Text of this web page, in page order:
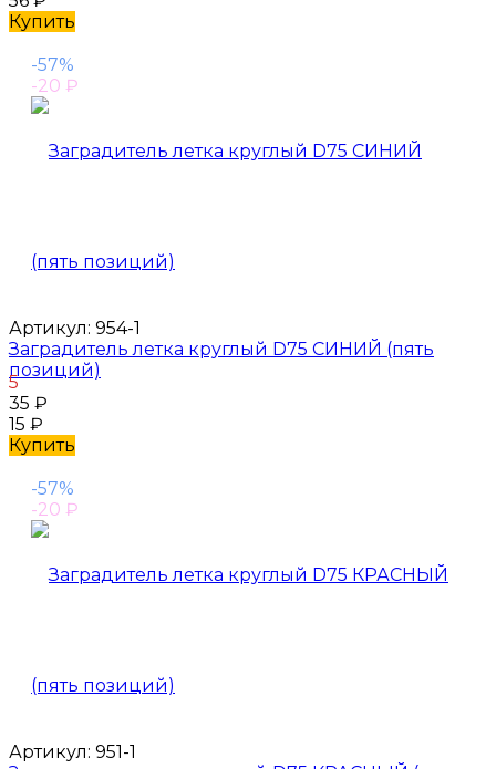
Купить
-57%
-20 ₽
Артикул: 954-1
Заградитель летка круглый D75 СИНИЙ (пять
позиций)
5
35 ₽
15 ₽
Купить
-57%
-20 ₽
Артикул: 951-1